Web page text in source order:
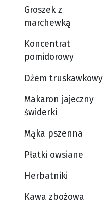
Groszek z
marchewką
Koncentrat
pomidorowy
Dżem truskawkowy
Makaron jajeczny
świderki
Mąka pszenna
Płatki owsiane
Herbatniki
Kawa zbożowa